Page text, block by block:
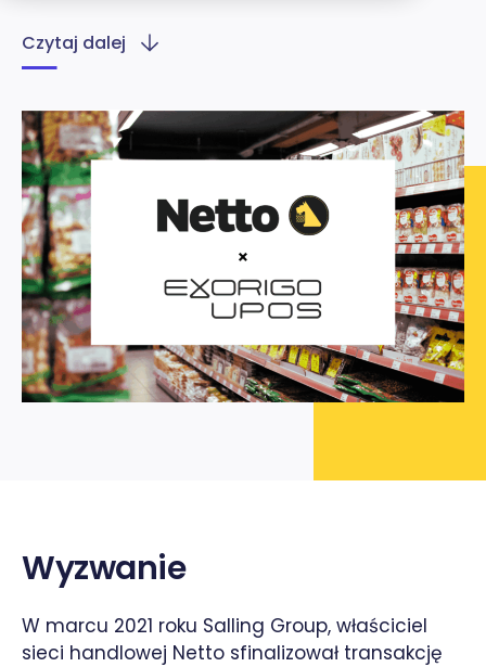
Czytaj dalej
Wyzwanie
W marcu 2021 roku Salling Group, właściciel
sieci handlowej Netto sfinalizował transakcję